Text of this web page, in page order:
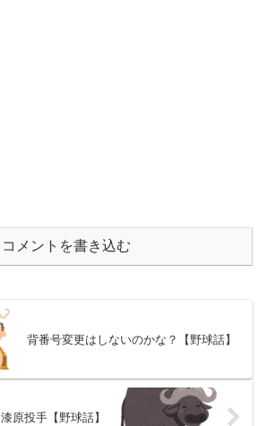
コメントを書き込む
背番号変更はしないのかな？【野球話】
漆原投手【野球話】